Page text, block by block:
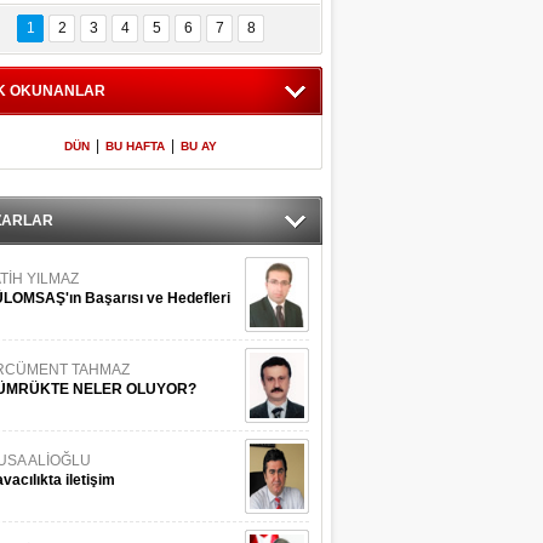
İstanbul
Adaları
600 milletvekilinin
listesi
1 2 3 4 5 6 7 8
OKUNANLAR
DÜN BU HAFTA BU AY
YILMAZ
Başarısı ve Hedefleri
TAHMAZ
NELER OLUYOR?
ALİOĞLU
iletişim